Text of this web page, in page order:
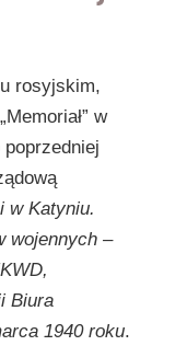
rosyjskim,
w
w Katyniu.
wojennych –
Biura
1940 roku.